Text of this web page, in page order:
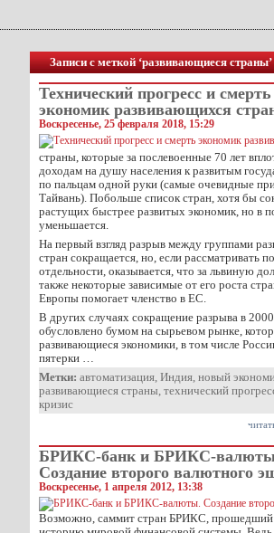
Записи с меткой ‘развивающиеся страны’
Технический прогресс и смерть
экономик развивающихся
Воскресенье, 25 февраля 2018, 15:29
страны, которые за послевоенные 70 лет
доходам на душу населения к развитым
по пальцам одной руки (самые очевидные
Тайвань). Побольше список стран, хотя бы
растущих быстрее развитых экономик, но в
уменьшается.
На первый взгляд разрыв между группами
стран сокращается, но, если рассматривать
отдельности, оказывается, что за львиную
также некоторые зависимые от его роста
Европы помогает членство в ЕС.
В других случаях сокращение разрыва в
обусловлено бумом на сырьевом рынке,
развивающиеся экономики, в том числе
пятерки …
Метки: автоматизация, Индия, новый
развивающиеся страны, технический
кризис
БРИКС-банк и БРИКС-
Создание второго валютного
Воскресенье, 1 апреля 2012, 13:38
Возможно, саммит стран БРИКС, прошедший